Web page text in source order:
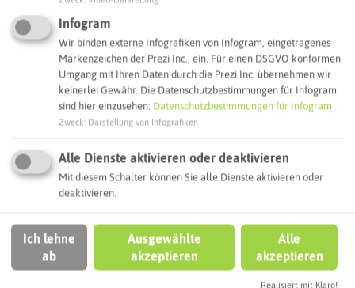
45721 Haltern am See
Webseite
Interaktive Karte
Routenplanung zum Ziel:
ÖPNV-Route finden
Autoroute finden
Infogram
Wir binden externe Infografiken von Infogram, eingetragenes
Markenzeichen der Prezi Inc., ein. Für einen DSGVO konformen
Umgang mit Ihren Daten durch die Prezi Inc. übernehmen wir
keinerlei Gewähr. Die Datenschutzbestimmungen für Infogram
sind hier einzusehen: Datenschutzbestimmungen für Infogram
Zweck Darstellung von Infografiken
Alle Dienste aktivieren oder deaktivieren
Mit diesem Schalter können Sie alle Dienste aktivieren oder
deaktivieren.
Ich lehne
ab
Ausgewählte
akzeptieren
Alle
akzeptieren
Realisiert mit Klaro!